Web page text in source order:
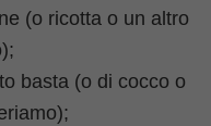
(o ricotta o un altro
basta (o di cocco o